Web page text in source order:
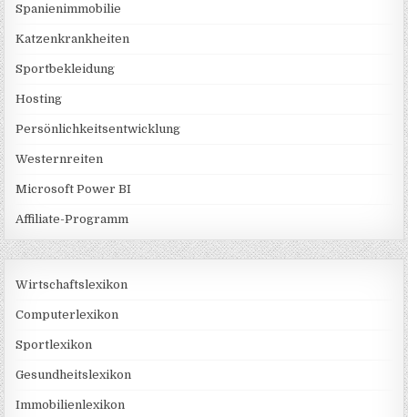
Spanienimmobilie
Katzenkrankheiten
Sportbekleidung
Hosting
Persönlichkeitsentwicklung
Westernreiten
Microsoft Power BI
Affiliate-Programm
Wirtschaftslexikon
Computerlexikon
Sportlexikon
Gesundheitslexikon
Immobilienlexikon